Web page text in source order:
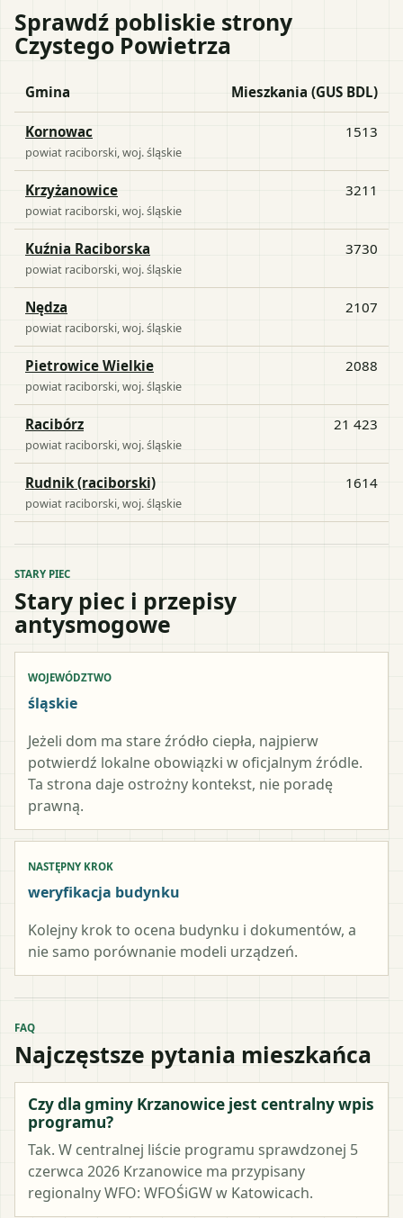
Sprawdź pobliskie strony
Czystego Powietrza
Gmina Mieszkania (GUS BDL)
Kornowac
powiat raciborski , woj.śląskie
1513
Krzyżanowice
powiat raciborski , woj.śląskie
3211
Kuźnia Raciborska
powiat raciborski , woj.śląskie
3730
Nędza
powiat raciborski , woj.śląskie
2107
Pietrowice Wielkie
powiat raciborski , woj.śląskie
2088
Racibórz
powiat raciborski , woj.śląskie
21 423
Rudnik (raciborski)
powiat raciborski , woj.śląskie
1614
STARY PIEC
Stary piec i przepisy
antysmogowe
WOJEWÓDZTWO
śląskie
Jeżeli dom ma stare źródło ciepła, najpierw
potwierdź lokalne obowiązki w oficjalnym źródle.
Ta strona daje ostrożny kontekst, nie poradę
prawną.
NASTĘPNY KROK
weryfikacja budynku
Kolejny krok to ocena budynku i dokumentów, a
nie samo porównanie modeli urządzeń.
FAQ
Najczęstsze pytania mieszkańca
Czy dla gminy Krzanowice jest centralny wpis
programu?
Tak. W centralnej liście programu sprawdzonej 5
czerwca 2026 Krzanowice ma przypisany
regionalny WFO: WFOŚiGW w Katowicach.